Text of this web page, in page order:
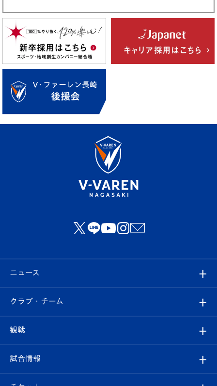
ニュース
すべて
クラブ
試合情報
クラブ・チーム
クラブ概要
観戦
観戦ルール
試合情報